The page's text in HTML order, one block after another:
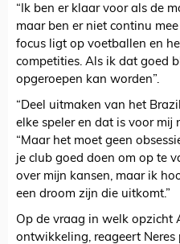
“Ik ben er klaar voor als de
maar ben er niet continu mee
focus ligt op voetballen en
competities. Als ik dat goed
opgeroepen kan worden”.
“Deel uitmaken van het
elke speler en dat is voor mij
“Maar het moet geen
je club goed doen om op te
over mijn kansen, maar ik
een droom zijn die uitkomt.”
Op de vraag in welk opzicht
ontwikkeling, reageert Neres